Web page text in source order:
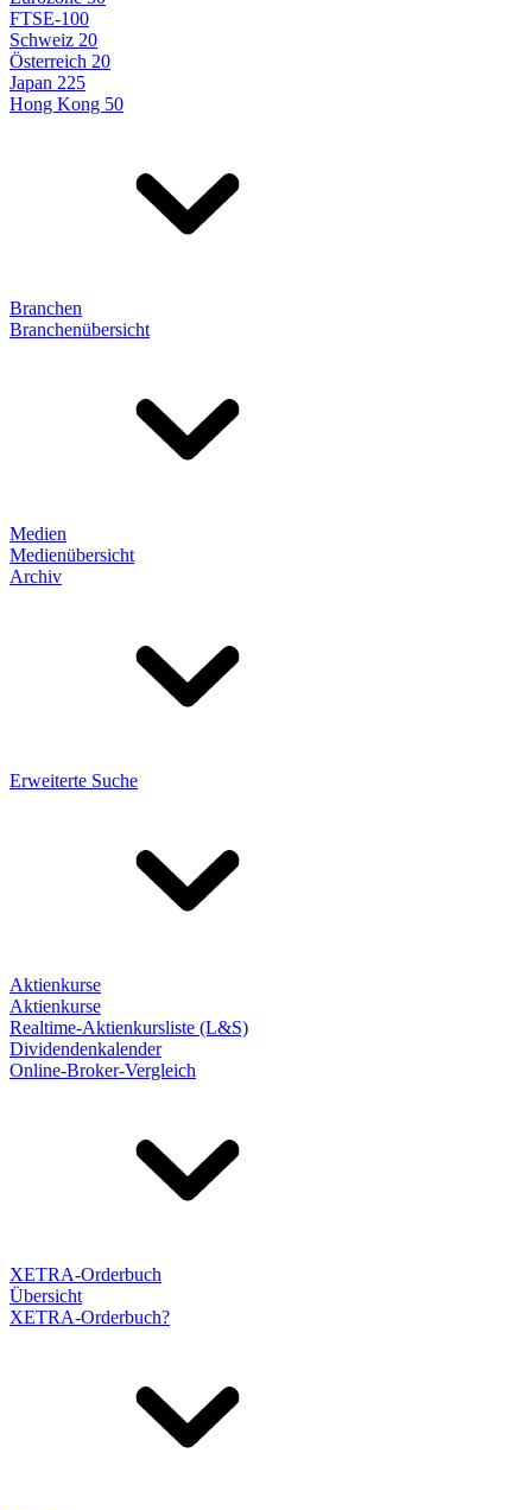
FTSE-100
Schweiz 20
Österreich 20
Japan 225
Hong Kong 50
Branchen
Branchenübersicht
Medien
Medienübersicht
Archiv
Erweiterte Suche
Aktienkurse
Aktienkurse
Realtime-Aktienkursliste (L&S)
Dividendenkalender
Online-Broker-Vergleich
XETRA-Orderbuch
Übersicht
XETRA-Orderbuch?